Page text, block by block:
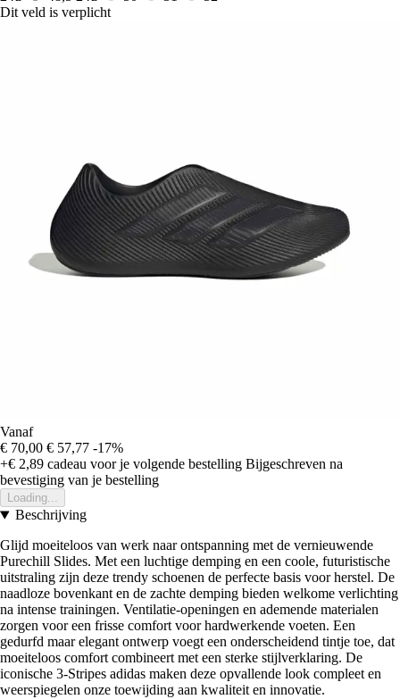
Dit veld is verplicht
Vanaf
€ 70,00 € 57,77 -17%
+€ 2,89 cadeau voor je volgende bestelling Bijgeschreven na
bevestiging van je bestelling
Loading...
Beschrijving
Glijd moeiteloos van werk naar ontspanning met de vernieuwende
Purechill Slides. Met een luchtige demping en een coole, futuristische
uitstraling zijn deze trendy schoenen de perfecte basis voor herstel. De
naadloze bovenkant en de zachte demping bieden welkome verlichting
na intense trainingen. Ventilatie-openingen en ademende materialen
zorgen voor een frisse comfort voor hardwerkende voeten. Een
gedurfd maar elegant ontwerp voegt een onderscheidend tintje toe, dat
moeiteloos comfort combineert met een sterke stijlverklaring. De
iconische 3-Stripes adidas maken deze opvallende look compleet en
weerspiegelen onze toewijding aan kwaliteit en innovatie.